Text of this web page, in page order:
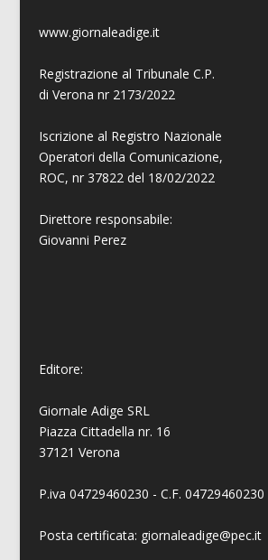
www.giornaleadige.it
Registrazione al Tribunale C.P.
di Verona nr 2173/2022
Iscrizione al Registro Nazionale
Operatori della Comunicazione,
ROC, nr 37822 del 18/02/2022
Direttore responsabile:
Giovanni Perez
Editore:
Giornale Adige SRL
Piazza Cittadella nr. 16
37121 Verona
P.iva 04729460230 - C.F. 04729460230
Posta certificata: giornaleadige@pec.it